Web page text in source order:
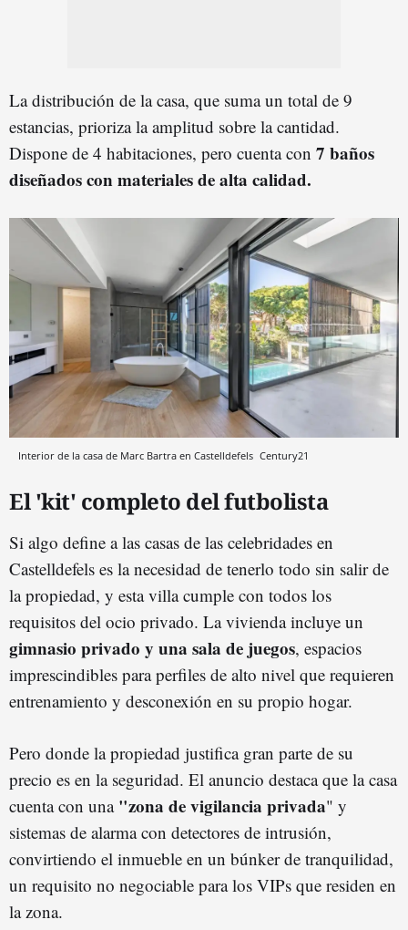
La distribución de la casa, que suma un total de 9
estancias, prioriza la amplitud sobre la cantidad.
Dispone de 4 habitaciones, pero cuenta con 7 baños
diseñados con materiales de alta calidad.
Interior de la casa de Marc Bartra en Castelldefels Century21
El 'kit' completo del futbolista
Si algo define a las casas de las celebridades en
Castelldefels es la necesidad de tenerlo todo sin salir de
la propiedad, y esta villa cumple con todos los
requisitos del ocio privado. La vivienda incluye un
gimnasio privado y una sala de juegos, espacios
imprescindibles para perfiles de alto nivel que requieren
entrenamiento y desconexión en su propio hogar.
Pero donde la propiedad justifica gran parte de su
precio es en la seguridad. El anuncio destaca que la casa
cuenta con una "zona de vigilancia privada" y
sistemas de alarma con detectores de intrusión,
convirtiendo el inmueble en un búnker de tranquilidad,
un requisito no negociable para los VIPs que residen en
la zona.